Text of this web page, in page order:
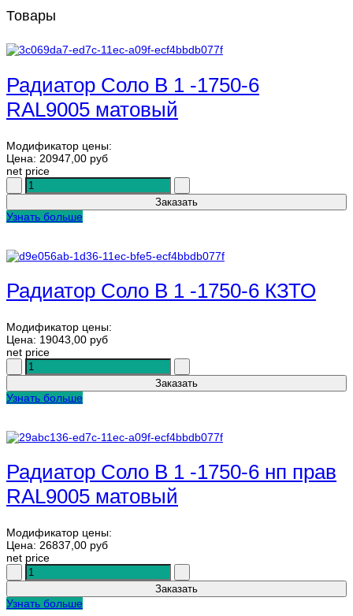
Товары
Радиатор Соло В 1 -1750-6
RAL9005 матовый
Модификатор цены:
Цена: 20947,00 руб
net price
Узнать больше
Радиатор Соло В 1 -1750-6 КЗТО
Модификатор цены:
Цена: 19043,00 руб
net price
Узнать больше
Радиатор Соло В 1 -1750-6 нп прав
RAL9005 матовый
Модификатор цены:
Цена: 26837,00 руб
net price
Узнать больше